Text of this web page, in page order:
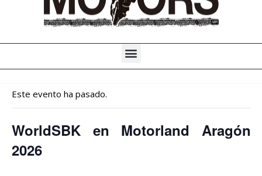
Menú
Este evento ha pasado.
WorldSBK en Motorland Aragón
2026